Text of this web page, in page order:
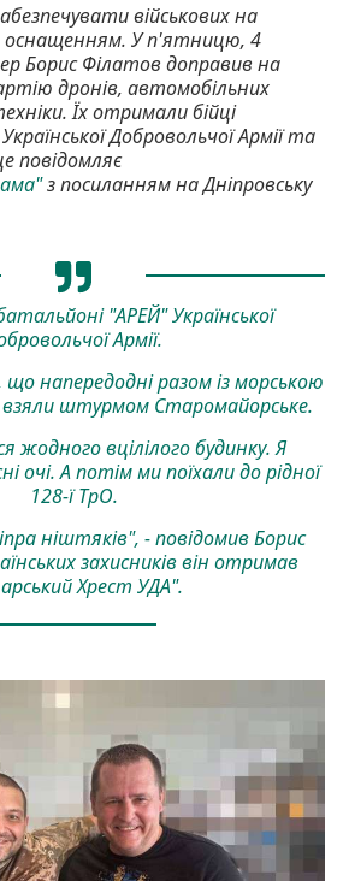
військових на
оснащенням. У п'ятницю, 4
Борис Філатов доправив на
дронів, автомобільних
Їх отримали бійці
Добровольчої Армії та
повідомляє
з посиланням на Дніпровську
"АРЕЙ" Української
Армії.
напередодні разом із морською
взяли штурмом Старомайорське.
жодного вцілілого будинку. Я
очі. А потім ми поїхали до рідної
128-ї ТрО.
ніштяків", - повідомив Борис
захисників він отримав
Хрест УДА".